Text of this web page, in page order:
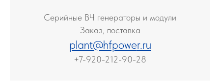
Серийные ВЧ генераторы и модули
Заказ, поставка
plant@hfpower.ru
+7-920-212-90-28